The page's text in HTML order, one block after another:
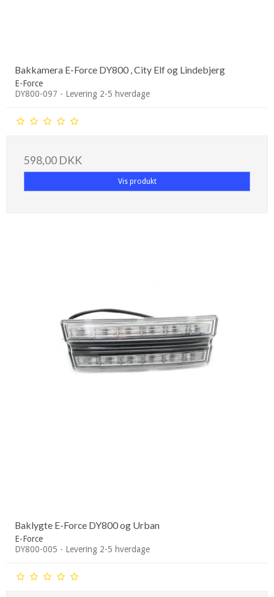
Bakkamera E-Force DY800 , City Elf og Lindebjerg
E-Force
DY800-097 - Levering 2-5 hverdage
598,00 DKK
Vis produkt
Baklygte E-Force DY800 og Urban
E-Force
DY800-005 - Levering 2-5 hverdage